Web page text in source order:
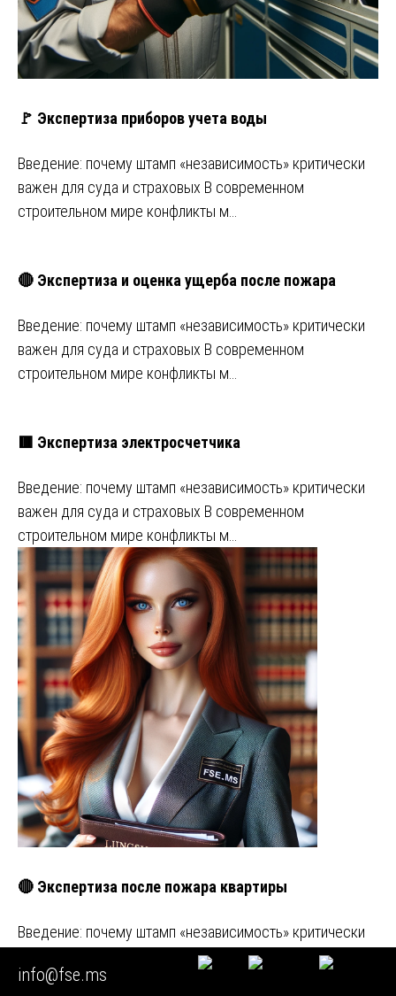
🚩 Экспертиза приборов учета воды
Введение: почему штамп «независимость» критически
важен для суда и страховых В современном
строительном мире конфликты м…
🔴 Экспертиза и оценка ущерба после пожара
Введение: почему штамп «независимость» критически
важен для суда и страховых В современном
строительном мире конфликты м…
🟥 Экспертиза электросчетчика
Введение: почему штамп «независимость» критически
важен для суда и страховых В современном
строительном мире конфликты м…
🔴 Экспертиза после пожара квартиры
Введение: почему штамп «независимость» критически
важен для суда и страховых В современном
строительном мире конфликты м…
info@fse.ms